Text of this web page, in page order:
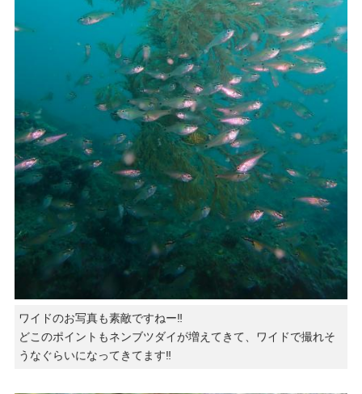
ワイドのお写真も素敵ですねー‼︎
どこのポイントもネンブツダイが増えてきて、ワイドで撮れそ
うなぐらいになってきてます‼️